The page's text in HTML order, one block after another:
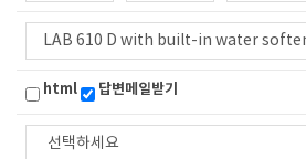
html 답변메일받기